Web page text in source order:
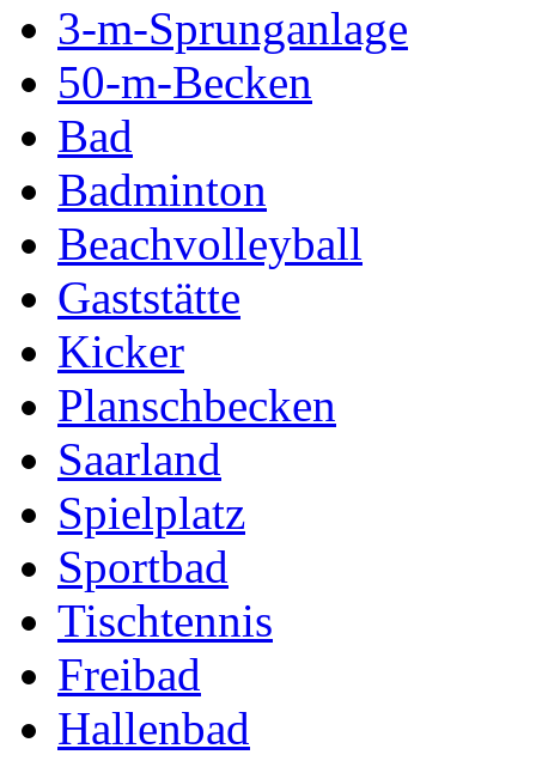
3-m-Sprunganlage
50-m-Becken
Bad
Badminton
Beachvolleyball
Gaststätte
Kicker
Planschbecken
Saarland
Spielplatz
Sportbad
Tischtennis
Freibad
Hallenbad